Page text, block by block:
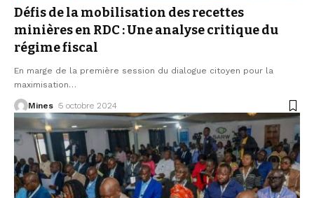
Défis de la mobilisation des recettes
minières en RDC : Une analyse critique du
régime fiscal
En marge de la première session du dialogue citoyen pour la
maximisation…
Mines 5 octobre 2024